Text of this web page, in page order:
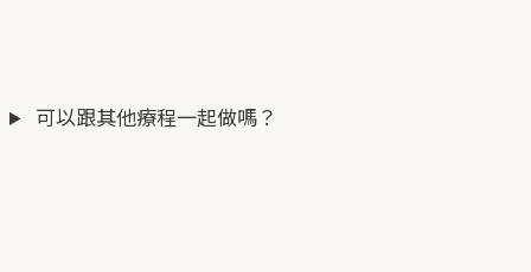
可以跟其他療程一起做嗎？